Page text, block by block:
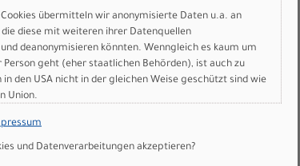
31.8mm clamp
anti-corrosion hardware
übermitteln wir anonymisierte Daten u.a. an
die diese mit weiteren ihrer Datenquellen
deanonymisieren könnten. Wenngleich es kaum um
Person geht (eher staatlichen Behörden), ist auch zu
in den USA nicht in der gleichen Weise geschützt sind wie
Union.
und Datenverarbeitungen akzeptieren?